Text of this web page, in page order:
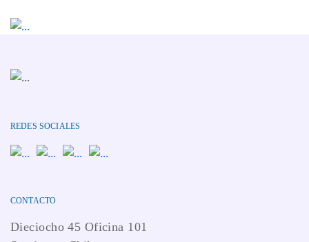
REDES SOCIALES
CONTACTO
Dieciocho 45 Oficina 101